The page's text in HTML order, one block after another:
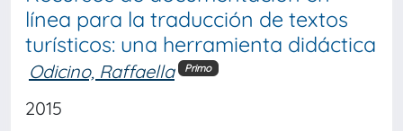
línea para la traducción de textos
turísticos: una herramienta didáctica
Odicino, Raffaella Primo
2015